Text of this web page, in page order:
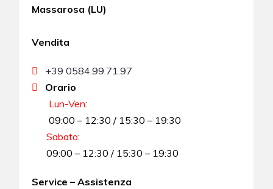
Massarosa (LU)
Vendita
+39 0584.99.71.97
Orario
Lun-Ven:
09:00 – 12:30 / 15:30 – 19:30
Sabato:
09:00 – 12:30 / 15:30 – 19:30
Service – Assistenza